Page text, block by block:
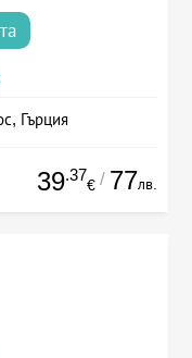
Гърция
39.37
€ / 77лв.